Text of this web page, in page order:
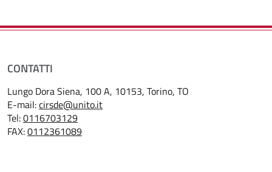
CONTATTI
Lungo Dora Siena, 100 A, 10153, Torino, TO
E-mail:cirsde@unito.it
Tel:0116703129
FAX:0112361089